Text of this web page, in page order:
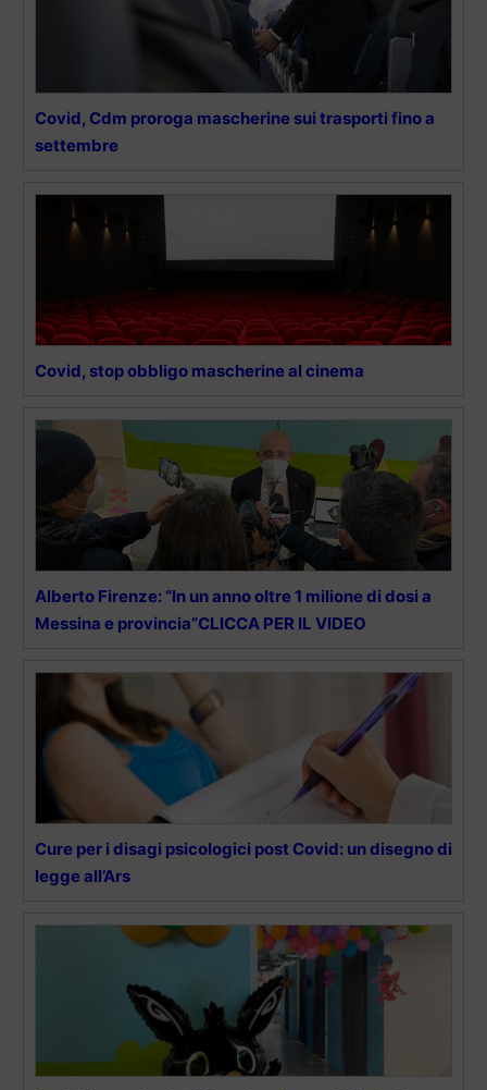
Covid, Cdm proroga mascherine sui trasporti fino a
settembre
Covid, stop obbligo mascherine al cinema
Alberto Firenze: “In un anno oltre 1 milione di dosi a
Messina e provincia”CLICCA PER IL VIDEO
Cure per i disagi psicologici post Covid: un disegno di
legge all’Ars